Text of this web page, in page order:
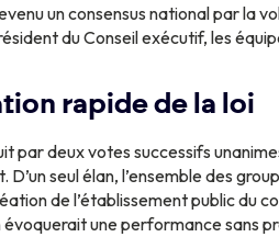
un consensus national par la
du Conseil exécutif, les
rapide de la loi
par deux votes successifs
D’un seul élan, l’ensemble des
de l’établissement public du
une performance sans